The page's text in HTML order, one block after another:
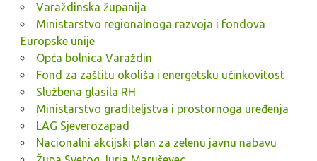
Varaždinska županija
Ministarstvo regionalnoga razvoja i fondova
Europske unije
Opća bolnica Varaždin
Fond za zaštitu okoliša i energetsku učinkovitost
Službena glasila RH
Ministarstvo graditeljstva i prostornoga uređenja
LAG Sjeverozapad
Nacionalni akcijski plan za zelenu javnu nabavu